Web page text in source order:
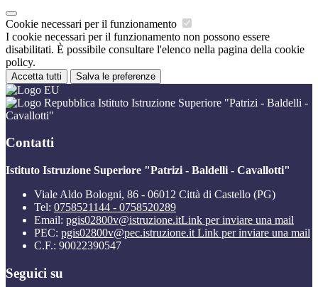
Cookie necessari per il funzionamento
I cookie necessari per il funzionamento non possono essere
disabilitati. È possibile consultare l'elenco nella pagina della cookie
policy.
Accetta tutti Salva le preferenze
Istituto Istruzione Superiore "Patrizi - Baldelli -
Cavallotti"
Contatti
Istituto Istruzione Superiore "Patrizi - Baldelli - Cavallotti"
Viale Aldo Bologni, 86 - 06012 Città di Castello (PG)
Tel: 0758521144 - 0758520289
Email: pgis02800v@istruzione.itLink per inviare una mail
PEC: pgis02800v@pec.istruzione.it Link per inviare una mail
C.F.: 90022390547
Seguici su